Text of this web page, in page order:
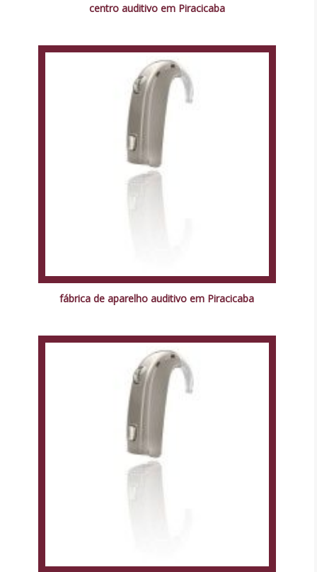
centro auditivo em Piracicaba
fábrica de aparelho auditivo em Piracicaba